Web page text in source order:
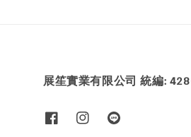
展笙實業有限公司 統編: